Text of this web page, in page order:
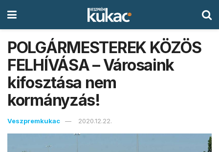
POLGÁRMESTEREK KÖZÖS
FELHÍVÁSA – Városaink
kifosztása nem
kormányzás!
Veszpremkukac 2020.12.22.